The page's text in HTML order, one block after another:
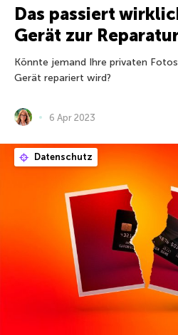
Das passiert
Gerät zur
Könnte jemand Ihre privaten
Gerät repariert wird?
6 Apr 2023
Datenschutz